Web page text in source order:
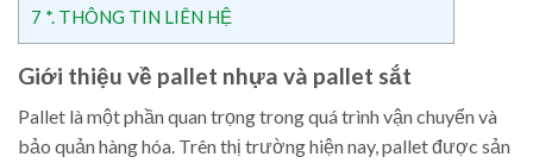
7 *. THÔNG TIN LIÊN HỆ
Giới thiệu về pallet nhựa và pallet sắt
Pallet là một phần quan trọng trong quá trình vận chuyển và
bảo quản hàng hóa. Trên thị trường hiện nay, pallet được sản